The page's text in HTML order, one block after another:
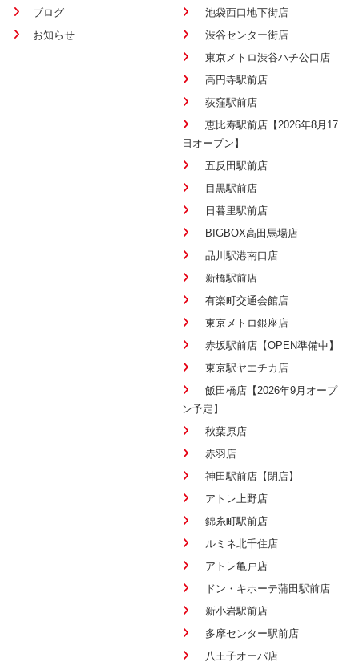
ブログ
お知らせ
池袋西口地下街店
渋谷センター街店
東京メトロ渋谷ハチ公口店
高円寺駅前店
荻窪駅前店
恵比寿駅前店【2026年8月17
日オープン】
五反田駅前店
目黒駅前店
日暮里駅前店
BIGBOX高田馬場店
品川駅港南口店
新橋駅前店
有楽町交通会館店
東京メトロ銀座店
赤坂駅前店【OPEN準備中】
東京駅ヤエチカ店
飯田橋店【2026年9月オープ
ン予定】
秋葉原店
赤羽店
神田駅前店【閉店】
アトレ上野店
錦糸町駅前店
ルミネ北千住店
アトレ亀戸店
ドン・キホーテ蒲田駅前店
新小岩駅前店
多摩センター駅前店
八王子オーパ店